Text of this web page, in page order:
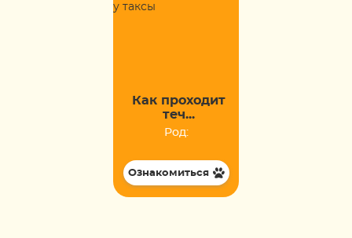
Как проходит
теч...
Род:
Ознакомиться